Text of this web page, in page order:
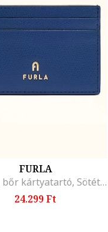
FURLA
Camelia bőr kártyatartó, Sötétkék
24.299 Ft